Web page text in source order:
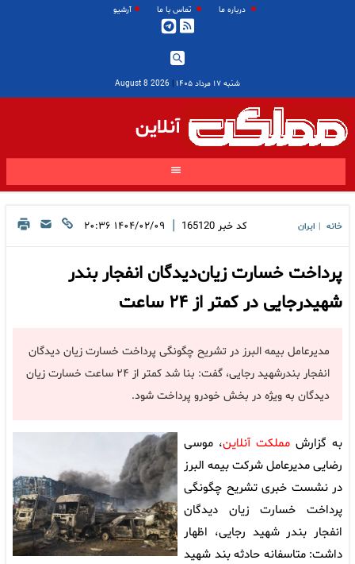
درباره ما تماس با ما آرشیو
شنبه ۱۷ مرداد ۱۴۰۵ |
2026 August 8
آنلاین
خانه ایران کد خبر 165120
| ۱۴۰۴/۰۲/۰۹ ۲۰:۳۶
پرداخت خسارت زیان‌دیدگان انفجار بندر
شهیدرجایی در کمتر از ۲۴ ساعت
مدیرعامل بیمه البرز در تشریح چگونگی پرداخت خسارت زیان دیدگان
انفجار بندرشهید رجایی، گفت: بنا شد کمتر از ۲۴ ساعت خسارت زیان
دیدگان به ویژه در بخش خودرو پرداخت شود.
به گزارش مملکت آنلاین، موسی
رضایی مدیرعامل شرکت بیمه البرز
در نشست خبری تشریح چگونگی
پرداخت خسارت زیان دیدگان
انفجار بندر شهید رجایی، اظهار
داشت: متاسفانه حادثه بند شهید